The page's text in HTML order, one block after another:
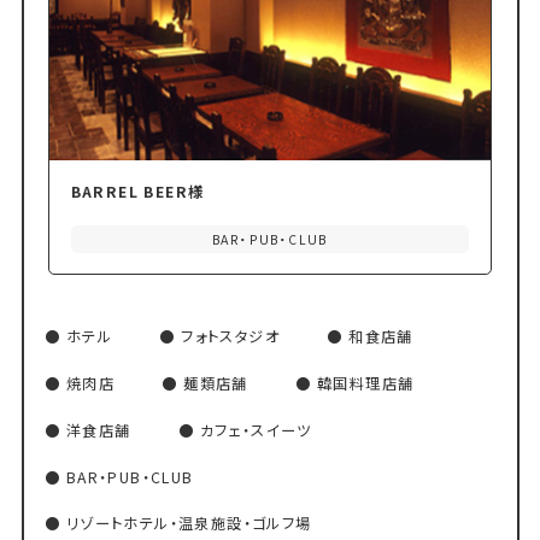
BARREL BEER様
BAR・PUB・CLUB
ホテル フォトスタジオ 和食店舗
焼肉店 麺類店舗 韓国料理店舗
洋食店舗 カフェ・スイーツ
BAR・PUB・CLUB
リゾートホテル・温泉施設・ゴルフ場